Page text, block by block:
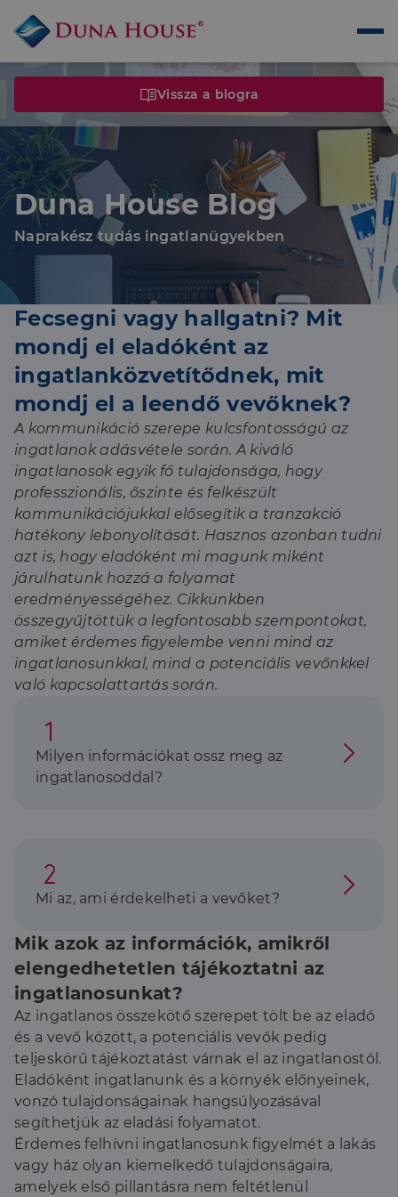
Vissza a blogra
Duna House Blog
Naprakész tudás ingatlanügyekben
Fecsegni vagy hallgatni? Mit
mondj el eladóként az
ingatlanközvetítődnek, mit
mondj el a leendő vevőknek?
A kommunikáció szerepe kulcsfontosságú az
ingatlanok adásvétele során. A kiváló
ingatlanosok egyik fő tulajdonsága, hogy
professzionális, őszinte és felkészült
kommunikációjukkal elősegítik a tranzakció
hatékony lebonyolítását. Hasznos azonban tudni
azt is, hogy eladóként mi magunk miként
járulhatunk hozzá a folyamat
eredményességéhez. Cikkünkben
összegyűjtöttük a legfontosabb szempontokat,
amiket érdemes figyelembe venni mind az
ingatlanosunkkal, mind a potenciális vevőnkkel
való kapcsolattartás során.
Milyen információkat ossz meg az
ingatlanosoddal?
Mi az, ami érdekelheti a vevőket?
Mik azok az információk, amikről
elengedhetetlen tájékoztatni az
ingatlanosunkat?
Az ingatlanos összekötő szerepet tölt be az eladó
és a vevő között, a potenciális vevők pedig
teljeskörű tájékoztatást várnak el az ingatlanostól.
Eladóként ingatlanunk és a környék előnyeinek,
vonzó tulajdonságainak hangsúlyozásával
segíthetjük az eladási folyamatot.
Érdemes felhívni ingatlanosunk figyelmét a lakás
vagy ház olyan kiemelkedő tulajdonságaira,
amelyek első pillantásra nem feltétlenül